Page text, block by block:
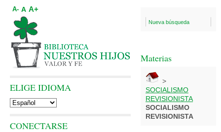
Nueva búsqueda
Materias
>
SOCIALISMO
REVISIONISTA
SOCIALISMO
REVISIONISTA
A- A A+
ELIGE IDIOMA
CONECTARSE